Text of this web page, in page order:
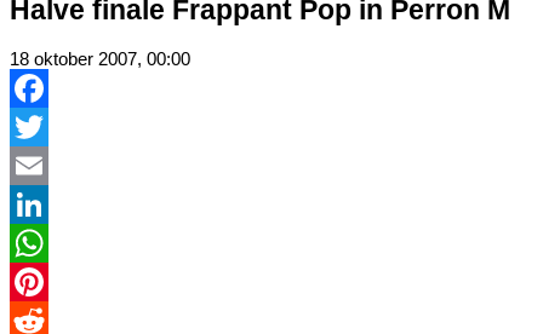
Halve finale Frappant Pop in Perron M
18 oktober 2007, 00:00
Facebook
Twitter
Email
LinkedIn
WhatsApp
Pinterest